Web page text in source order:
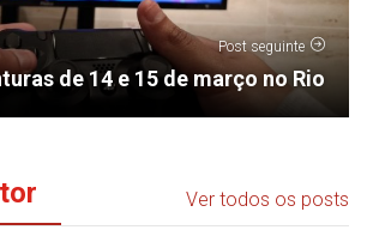
Post seguinte
de 14 e 15 de março no Rio
Ver todos os posts